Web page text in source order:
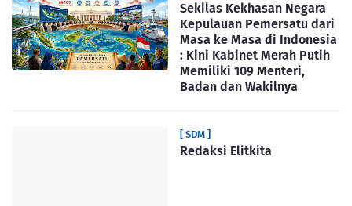
Sekilas Kekhasan Negara
Kepulauan Pemersatu dari
Masa ke Masa di Indonesia
: Kini Kabinet Merah Putih
Memiliki 109 Menteri,
Badan dan Wakilnya
[ SDM ]
Redaksi Elitkita